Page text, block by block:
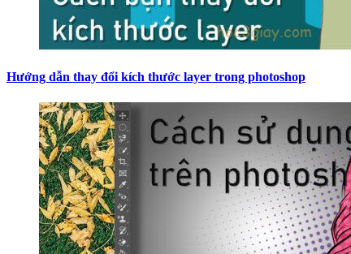
Hướng dẫn thay đổi kích thước layer trong photoshop